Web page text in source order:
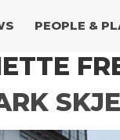
PEOPLE &